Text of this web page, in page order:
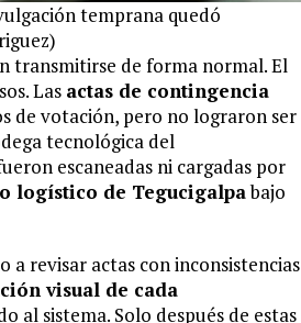
temprana quedó
transmitirse de forma normal. El
Las actas de contingencia
de votación, pero no lograron ser
tecnológica del
escaneadas ni cargadas por
logístico de Tegucigalpabajo
a revisar actas con inconsistencias
visual de cada
al sistema. Solo después de estas